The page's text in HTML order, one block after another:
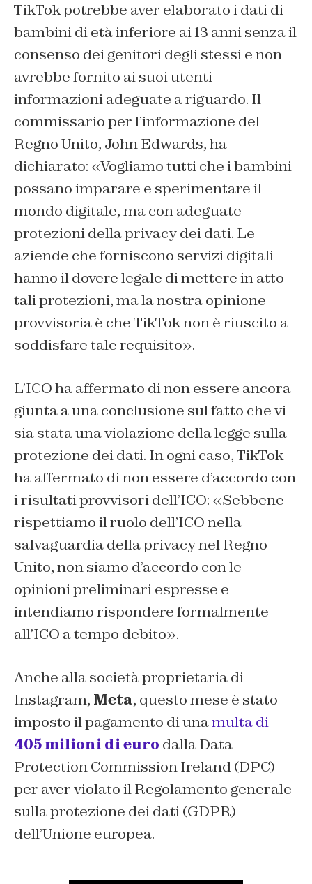
TikTok potrebbe aver elaborato i dati di
bambini di età inferiore ai 13 anni senza il
consenso dei genitori degli stessi e non
avrebbe fornito ai suoi utenti
informazioni adeguate a riguardo. Il
commissario per l’informazione del
Regno Unito, John Edwards, ha
dichiarato: «Vogliamo tutti che i bambini
possano imparare e sperimentare il
mondo digitale, ma con adeguate
protezioni della privacy dei dati. Le
aziende che forniscono servizi digitali
hanno il dovere legale di mettere in atto
tali protezioni, ma la nostra opinione
provvisoria è che TikTok non è riuscito a
soddisfare tale requisito».
L’ICO ha affermato di non essere ancora
giunta a una conclusione sul fatto che vi
sia stata una violazione della legge sulla
protezione dei dati. In ogni caso, TikTok
ha affermato di non essere d’accordo con
i risultati provvisori dell’ICO: «Sebbene
rispettiamo il ruolo dell’ICO nella
salvaguardia della privacy nel Regno
Unito, non siamo d’accordo con le
opinioni preliminari espresse e
intendiamo rispondere formalmente
all’ICO a tempo debito».
Anche alla società proprietaria di
Instagram, Meta, questo mese è stato
imposto il pagamento di unamulta di
405 milioni di euro dallaData
Protection Commission Ireland(DPC)
per aver violato il Regolamento generale
sulla protezione dei dati (GDPR)
dell’Unione europea.